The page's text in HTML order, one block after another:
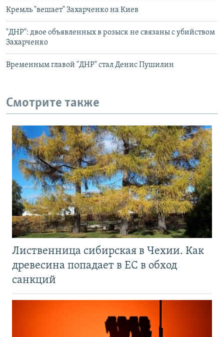
Кремль "вешает" Захарченко на Киев
"ДНР": двое объявленных в розыск не связаны с убийством
Захарченко
Временным главой "ДНР" стал Денис Пушилин
Смотрите также
Лиственница сибирская в Чехии. Как
древесина попадает в ЕС в обход
санкций